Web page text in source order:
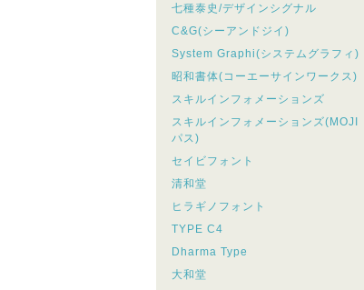
七種泰史/デザインシグナル
C&G(シーアンドジイ)
System Graphi(システムグラフィ)
昭和書体(コーエーサインワークス)
スキルインフォメーションズ
スキルインフォメーションズ(MOJI
パス)
セイビフォント
清和堂
ヒラギノフォント
TYPE C4
Dharma Type
大和堂